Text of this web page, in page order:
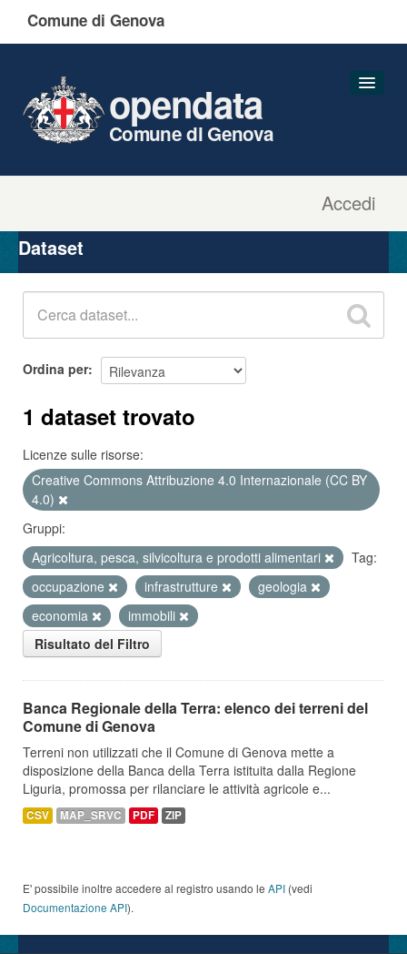
Comune di Genova
Accedi
opendata
Comune di Genova
Organizzazioni
Gruppi
Dataset
Ordina per
1 dataset trovato
Licenze sulle risorse:
Creative Commons Attribuzione 4.0 Internazionale (CC BY
4.0)
Gruppi:
Agricoltura, pesca, silvicoltura e prodotti alimentari
Tag:
occupazione
infrastrutture
geologia
economia
immobili
Risultato del Filtro
Banca Regionale della Terra: elenco dei terreni del
Comune di Genova
Terreni non utilizzati che il Comune di Genova mette a
disposizione della Banca della Terra istituita dalla Regione
Liguria, promossa per rilanciare le attività agricole e...
CSV MAP_SRVC PDF ZIP
E' possibile inoltre accedere al registro usando le API (vedi
Documentazione API).